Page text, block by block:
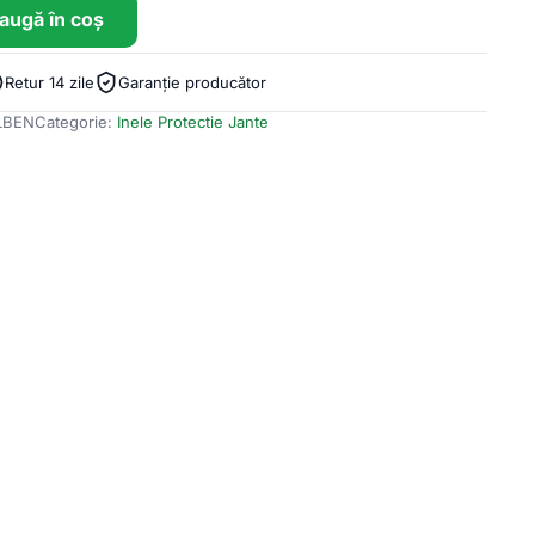
în coș
Retur 14 zile Garanție producător
Categorie: Inele Protectie Jante